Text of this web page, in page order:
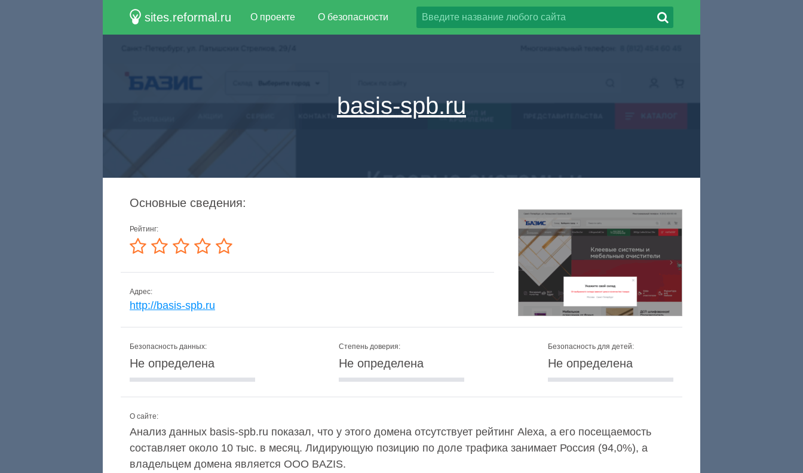
sites.reformal.ru О проекте О безопасности
basis-spb.ru
Основные сведения:
Рейтинг:
Адрес:
http://basis-spb.ru
Безопасность данных:
Не определена
Степень доверия:
Не определена
Безопасность для детей:
Не определена
О сайте:
Анализ данных basis-spb.ru показал, что у этого домена отсутствует рейтинг Alexa, а его посещаемость
составляет около 10 тыс. в месяц. Лидирующую позицию по доле трафика занимает Россия (94,0%), а
владельцем домена является OOO BAZIS.